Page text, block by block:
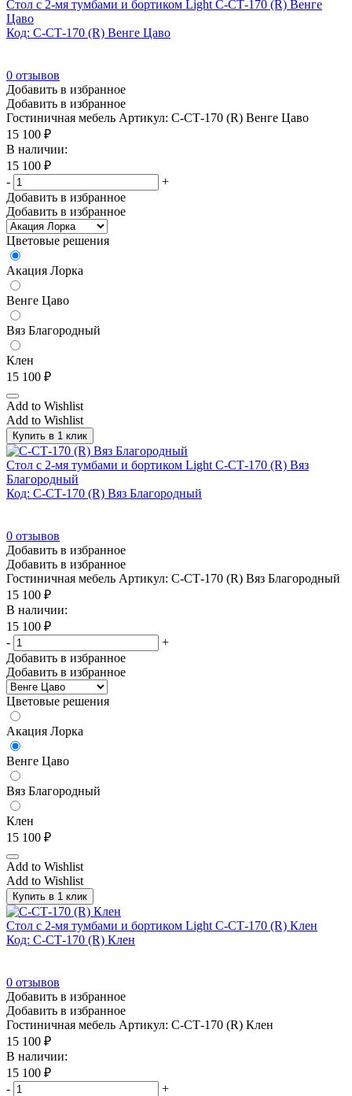
Стол с 2-мя тумбами и бортиком Light С-СТ-170 (R) Венге
Цаво
Код: С-СТ-170 (R) Венге Цаво
0 отзывов
Добавить в избранное
Добавить в избранное
Гостиничная мебель Артикул: С-СТ-170 (R) Венге Цаво
15 100 ₽
В наличии:
15 100 ₽
-
+
Добавить в избранное
Добавить в избранное
Цветовые решения
Акация Лорка
Венге Цаво
Вяз Благородный
Клен
15 100 ₽
Add to Wishlist
Add to Wishlist
Купить в 1 клик
Стол с 2-мя тумбами и бортиком Light С-СТ-170 (R) Вяз
Благородный
Код: С-СТ-170 (R) Вяз Благородный
0 отзывов
Добавить в избранное
Добавить в избранное
Гостиничная мебель Артикул: С-СТ-170 (R) Вяз Благородный
15 100 ₽
В наличии:
15 100 ₽
-
+
Добавить в избранное
Добавить в избранное
Цветовые решения
Акация Лорка
Венге Цаво
Вяз Благородный
Клен
15 100 ₽
Add to Wishlist
Add to Wishlist
Купить в 1 клик
Стол с 2-мя тумбами и бортиком Light С-СТ-170 (R) Клен
Код: С-СТ-170 (R) Клен
0 отзывов
Добавить в избранное
Добавить в избранное
Гостиничная мебель Артикул: С-СТ-170 (R) Клен
15 100 ₽
В наличии:
15 100 ₽
-
+